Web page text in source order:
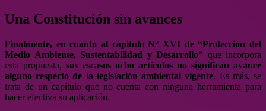
Una Constitución sin avances
Finalmente, en cuanto al capítulo N° XVI de “Protección del
Medio Ambiente, Sustentabilidad y Desarrollo” que incorpora
esta propuesta, sus escasos ocho artículos no significan avance
alguno respecto de la legislación ambiental vigente. Es más, se
trata de un capítulo que no cuenta con ninguna herramienta para
hacer efectiva su aplicación.